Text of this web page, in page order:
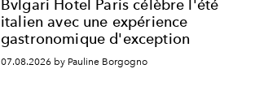
Bvlgari Hotel Paris célèbre l'été
italien avec une expérience
gastronomique d'exception
07.08.2026 by Pauline Borgogno